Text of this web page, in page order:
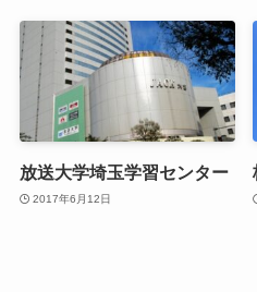
放送大学埼玉学習センター
2017年6月12日